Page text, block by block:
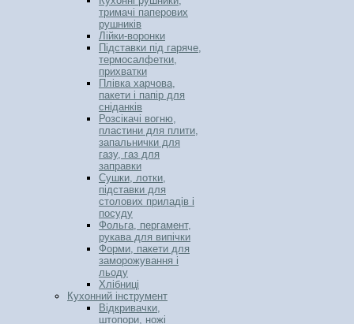
тримачі паперових
рушників
Лійки-воронки
Підставки під гаряче,
термосалфетки,
прихватки
Плівка харчова,
пакети і папір для
сніданків
Розсікачі вогню,
пластини для плити,
запальнички для
газу, газ для
заправки
Сушки, лотки,
підставки для
столових приладів і
посуду
Фольга, пергамент,
рукава для випічки
Форми, пакети для
заморожування і
льоду
Хлібниці
Кухонний інструмент
Відкривачки,
штопори, ножі